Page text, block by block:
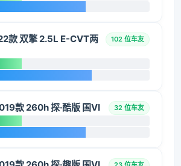
款 双擎 2.5L E-CVT两
102 位车友
款 260h 探·酷版 国VI 32 位车友